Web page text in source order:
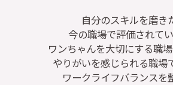
自分のスキルを磨き
今の職場で評価されて
ワンちゃんを大切にする職
やりがいを感じられる職場
ワークライフバランスを